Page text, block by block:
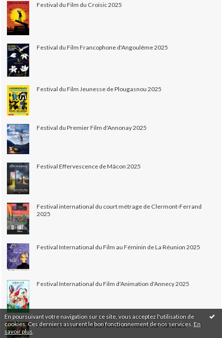
En poursuivant votre navigation sur ce site, vous acceptez l'utilisation de
cookies. Ces derniers assurent le bon fonctionnement de nos services. En
savoir plus
Festival du Film du Croisic 2025
Festival du Film Francophone d'Angoulême 2025
Festival du Film Jeunesse de Plougasnou 2025
Festival du Premier Film d'Annonay 2025
Festival Effervescence de Mâcon 2025
Festival international du court métrage de Clermont-Ferrand
2025
Festival International du Film au Féminin de La Réunion 2025
Festival International du Film d'Animation d'Annecy 2025
Festival International du Film de La Roche-sur-Yon 2025